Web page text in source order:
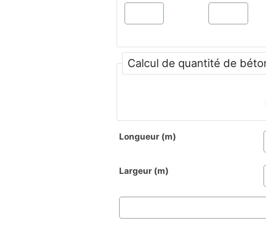
Calcul de quantité de
Longueur (m)
Largeur (m)